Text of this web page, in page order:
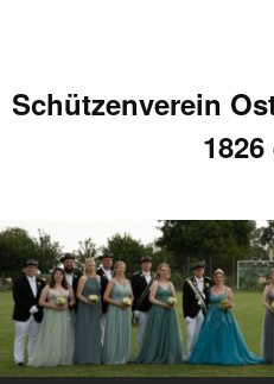
Schützenverein
1826